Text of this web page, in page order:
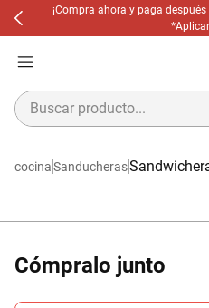
¡Compra ahora y paga
Buscar producto...
cocinaSanducheras
Cómpralo junto
1.
Cafetera
4.
Waflera